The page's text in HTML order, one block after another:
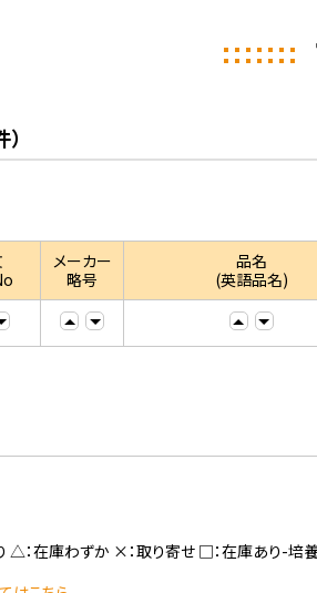
メーカー
略号
品名
(英語品名)
△：在庫わずか ×：取り寄せ □：在庫あり-培